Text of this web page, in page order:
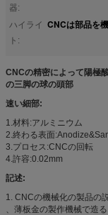
器:
ハイライ
ト:
CNCは部品を
CNCの精密によって陽極
の三脚の球の頭部
速い細部:
1.材料:アルミニウム
2.終わる表面
3.プロセス:CNCの回転
4.許容:0.02mm
記述:
1. CNCの機械化の製品の
、薄板金の製作機械で造